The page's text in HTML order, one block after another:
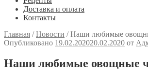
Доставка и оплата
Контакты
Главная /Новости /Наши любимые
Опубликовано 19.02.202020.02.2020 от
Наши любимые овощные